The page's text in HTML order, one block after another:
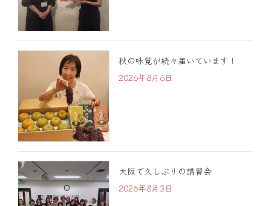
秋の味覚が続々届いています！
2026年8月6日
大阪で久しぶりの講習会
2026年8月3日